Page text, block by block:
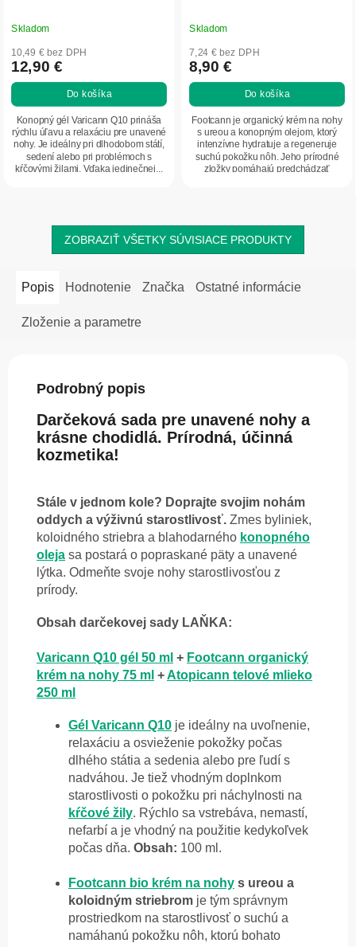
Skladom
10,49 € bez DPH
12,90 €
Do košíka
Konopný gél Varicann Q10 prináša
rýchlu úľavu a relaxáciu pre unavené
nohy. Je ideálny pri dlhodobom státí,
sedení alebo pri problémoch s
kŕčovými žilami. Vďaka jedinečnej...
Skladom
7,24 € bez DPH
8,90 €
Do košíka
Footcann je organický krém na nohy
s ureou a konopným olejom, ktorý
intenzívne hydratuje a regeneruje
suchú pokožku nôh. Jeho prírodné
zložky pomáhajú predchádzať
ZOBRAZIŤ VŠETKY SÚVISIACE PRODUKTY
Popis Hodnotenie Značka Ostatné informácie
Zloženie a parametre
Podrobný popis
Darčeková sada pre unavené nohy a
krásne chodidlá. Prírodná, účinná
kozmetika!
Stále v jednom kole? Doprajte svojim nohám
oddych a výživnú starostlivosť. Zmes byliniek,
koloidného striebra a blahodarného konopného
oleja sa postará o popraskané päty a unavené
lýtka. Odmeňte svoje nohy starostlivosťou z
prírody.
Obsah darčekovej sady LAŇKA:
Varicann Q10 gél 50 ml + Footcann organický
krém na nohy 75 ml +Atopicann telové mlieko
250 ml
Gél Varicann Q10 je ideálny na uvoľnenie,
relaxáciu a osvieženie pokožky počas
dlhého státia a sedenia alebo pre ľudí s
nadváhou. Je tiež vhodným doplnkom
starostlivosti o pokožku pri náchylnosti na
kŕčové žily. Rýchlo sa vstrebáva, nemastí,
nefarbí a je vhodný na použitie kedykoľvek
počas dňa. Obsah: 100 ml.
Footcann bio krém na nohy s ureou a
koloidným striebrom je tým správnym
prostriedkom na starostlivosť o suchú a
namáhanú pokožku nôh, ktorú bohato